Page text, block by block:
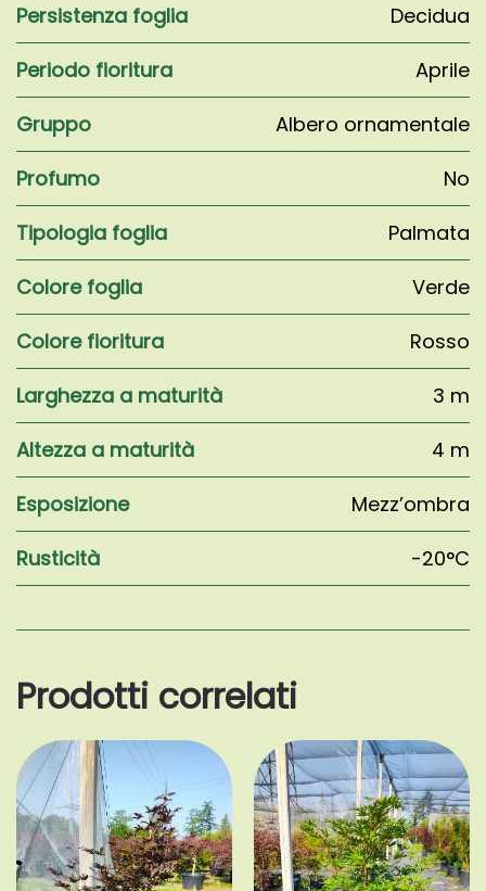
Persistenza foglia
Decidua
Periodo fioritura
Aprile
Gruppo
Albero ornamentale
Profumo
No
Tipologia foglia
Palmata
Colore foglia
Verde
Colore fioritura
Rosso
Larghezza a maturità
3 m
Altezza a maturità
4 m
Esposizione
Mezz’ombra
Rusticità
-20°C
Prodotti correlati